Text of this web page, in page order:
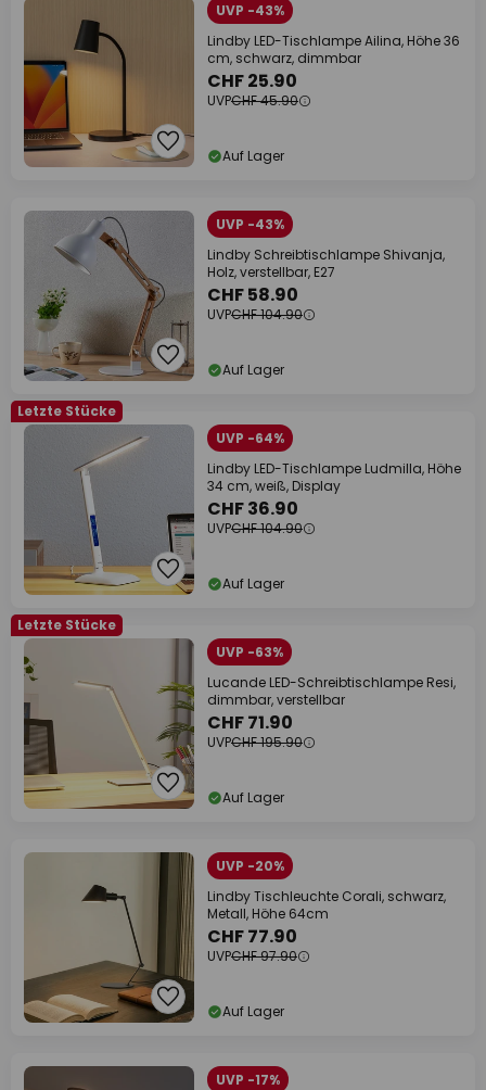
UVP -43%
Lindby LED-Tischlampe Ailina, Höhe 36
cm, schwarz, dimmbar
CHF 25.90
UVPCHF 45.90
Auf Lager
UVP -43%
Lindby Schreibtischlampe Shivanja,
Holz, verstellbar, E27
CHF 58.90
UVPCHF 104.90
Auf Lager
Letzte Stücke
UVP -64%
Lindby LED-Tischlampe Ludmilla, Höhe
34 cm, weiß, Display
CHF 36.90
UVPCHF 104.90
Auf Lager
Letzte Stücke
UVP -63%
Lucande LED-Schreibtischlampe Resi,
dimmbar, verstellbar
CHF 71.90
UVPCHF 195.90
Auf Lager
UVP -20%
Lindby Tischleuchte Corali, schwarz,
Metall, Höhe 64cm
CHF 77.90
UVPCHF 97.90
Auf Lager
UVP -17%